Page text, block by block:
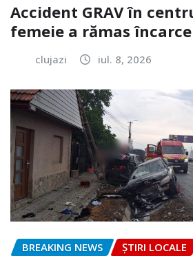
Accident GRAV în
femeie a rămas
clujazi iul. 8, 2026
BREAKING NEWS ȘTIRI LOCALE